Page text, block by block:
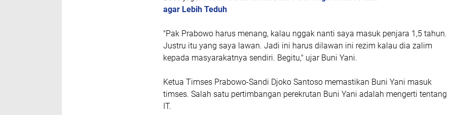
agar Lebih Teduh
"Pak Prabowo harus menang, kalau nggak nanti saya masuk penjara 1,5 tahun.
Justru itu yang saya lawan. Jadi ini harus dilawan ini rezim kalau dia zalim
kepada masyarakatnya sendiri. Begitu," ujar Buni Yani.
Ketua Timses Prabowo-Sandi Djoko Santoso memastikan Buni Yani masuk
timses. Salah satu pertimbangan perekrutan Buni Yani adalah mengerti tentang
IT.